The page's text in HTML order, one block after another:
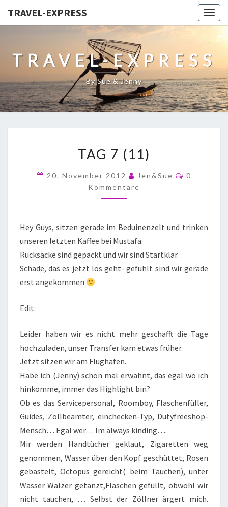
TRAVEL-EXPRESS
TRAVEL-EXPRESS
By Sue & Jenny
TAG 7 (11)
20. November 2012 Jen&Sue
0
Kommentare
Hey Guys, sitzen gerade im Beduinenzelt und trinken
unseren letzten Kaffee bei Mustafa.
Rucksäcke sind gepackt und wir sind Startklar.
Schade, das es jetzt los geht- gefühlt sind wir gerade
erst angekommen
Edit:
Leider haben wir es nicht mehr geschafft die Tage
hochzuladen, unser Transfer kam etwas früher.
Jetzt sitzen wir am Flughafen.
Habe ich (Jenny) schon mal erwähnt, das egal wo ich
hinkomme, immer das Highlight bin?
Ob es das Servicepersonal, Roomboy, Flaschenfüller,
Guides, Zollbeamter, einchecken-Typ, Dutyfreeshop-
Mensch… Egal wer… Im always kinding….
Mir werden Handtücher geklaut, Zigaretten weg
genommen, Wasser über den Kopf geschüttet, Rosen
gebastelt, Octopus gereicht( beim Tauchen), unter
Wasser Walzer getanzt,Flaschen gefüllt, obwohl wir
nicht tauchen, … Selbst der Zöllner ärgert mich.